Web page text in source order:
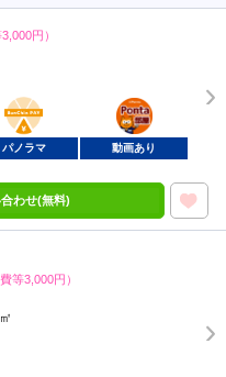
円）
BunChinPAY
ポンタ
部屋
パノラマ 動画あり
わせ(無料)
等3,000円）